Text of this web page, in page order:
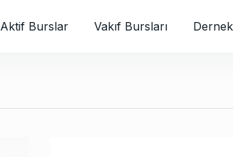
Aktif Burslar Vakıf Bursları